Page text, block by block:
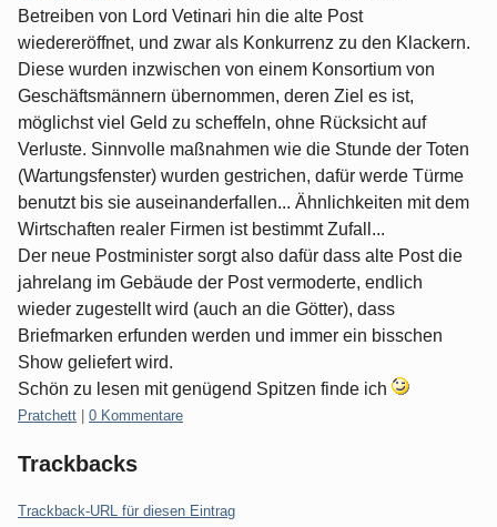
Betreiben von Lord Vetinari hin die alte Post
wiedereröffnet, und zwar als Konkurrenz zu den Klackern.
Diese wurden inzwischen von einem Konsortium von
Geschäftsmännern übernommen, deren Ziel es ist,
möglichst viel Geld zu scheffeln, ohne Rücksicht auf
Verluste. Sinnvolle maßnahmen wie die Stunde der Toten
(Wartungsfenster) wurden gestrichen, dafür werde Türme
benutzt bis sie auseinanderfallen... Ähnlichkeiten mit dem
Wirtschaften realer Firmen ist bestimmt Zufall...
Der neue Postminister sorgt also dafür dass alte Post die
jahrelang im Gebäude der Post vermoderte, endlich
wieder zugestellt wird (auch an die Götter), dass
Briefmarken erfunden werden und immer ein bisschen
Show geliefert wird.
Schön zu lesen mit genügend Spitzen finde ich
Kategorien:
Pratchett 0 Kommentare
Trackbacks
Trackback-URL für diesen Eintrag